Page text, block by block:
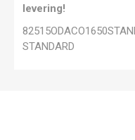
levering!
STANDARD